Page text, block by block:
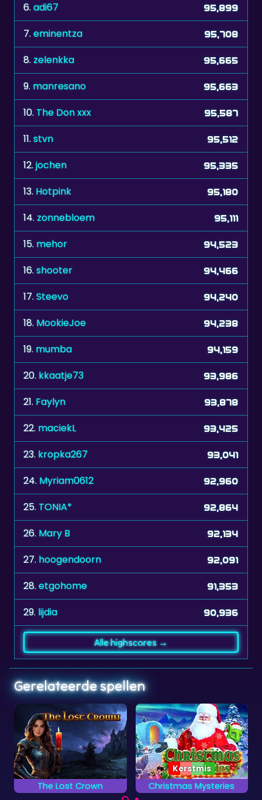
6.adi67 95,899
7.eminentza 95,708
8.zelenkka 95,665
9. manresano 95,663
10. The Don xxx 95,587
11.stvn 95,512
12.jochen 95,335
13. Hotpink 95,180
14.zonnebloem 95,111
15. mehor 94,523
16.shooter 94,466
17.Steevo 94,240
18. MookieJoe 94,238
19. mumba 94,159
20. kkaatje73 93,986
21. Faylyn 93,878
22. maciekL 93,425
23. kropka267 93,041
24. Myriam0612 92,960
25. TONIA* 92,864
26. Mary B 92,134
27. hoogendoorn 92,091
28.etgohome 91,353
29. lijdia 90,936
Alle highscores →
Gerelateerde spellen
Christmas Mysteries
Kerstmis
World's Greatest Cities